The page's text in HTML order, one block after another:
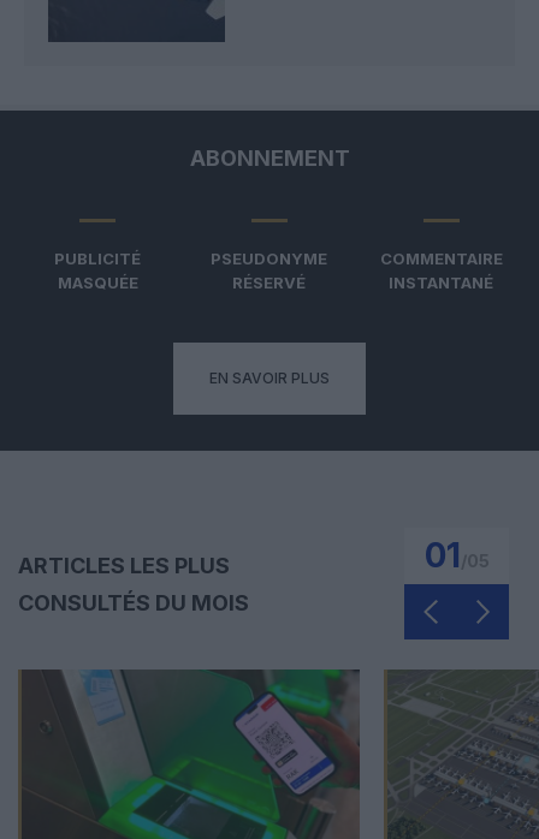
ABONNEMENT
PUBLICITÉ
MASQUÉE
PSEUDONYME
RÉSERVÉ
COMMENTAIRE
INSTANTANÉ
EN SAVOIR PLUS
ARTICLES LES PLUS
CONSULTÉS DU MOIS
01